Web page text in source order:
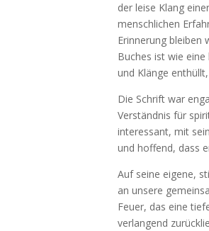
der leise Klang
menschlichen
Erinnerung bleiben
Buches ist wie
und Klänge
Die Schrift war
Verständnis für
interessant, mit
und hoffend, dass
Auf seine eigene,
an unsere
Feuer, das eine
verlangend